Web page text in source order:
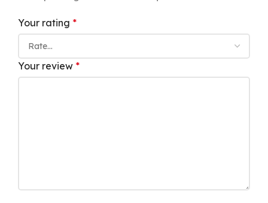
Your rating *
Your review *